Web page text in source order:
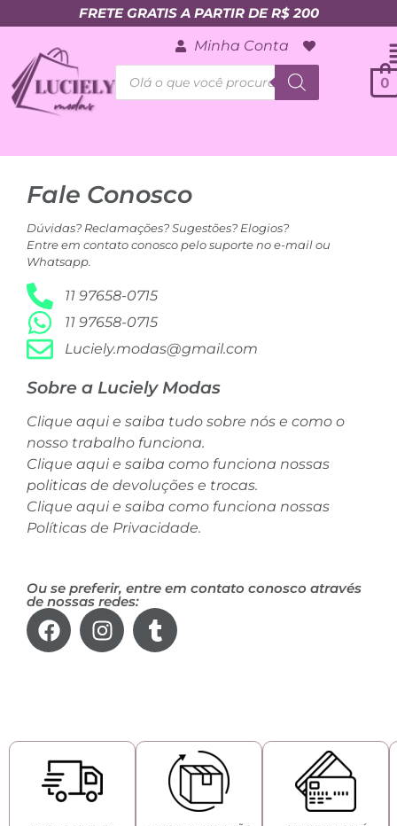
FRETE GRATIS A PARTIR DE R$ 200
Minha Conta
0
Fale Conosco
Dúvidas? Reclamações? Sugestões? Elogios?
Entre em contato conosco pelo suporte no e-mail ou
Whatsapp.
11 97658-0715
11 97658-0715
Luciely.modas@gmail.com
Sobre a Luciely Modas
Clique aqui e saiba tudo sobre nós e como o
nosso trabalho funciona.
Clique aqui e saiba como funciona nossas
politicas de devoluções e trocas.
Clique aqui e saiba como funciona nossas
Políticas de Privacidade.
Ou se preferir, entre em contato conosco através
de nossas redes: